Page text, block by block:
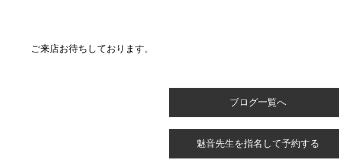
ご来店お待ちしております。
ブログ一覧へ
魅音先生を指名して予約する